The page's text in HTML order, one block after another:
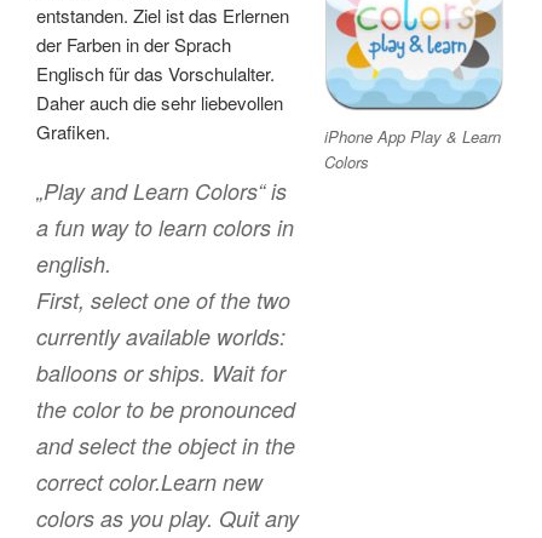
iPhone App Play & Learn
Colors
entstanden. Ziel ist das Erlernen
der Farben in der Sprach
Englisch für das Vorschulalter.
Daher auch die sehr liebevollen
Grafiken.
„Play and Learn Colors“ is
a fun way to learn colors in
english.
First, select one of the two
currently available worlds:
balloons or ships. Wait for
the color to be pronounced
and select the object in the
correct color.Learn new
colors as you play. Quit any